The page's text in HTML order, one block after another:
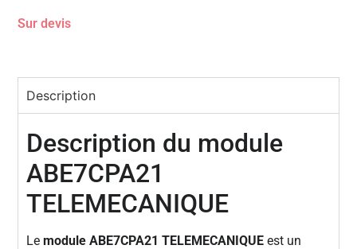
Sur devis
Description
Description du module
ABE7CPA21
TELEMECANIQUE
Lemodule ABE7CPA21 TELEMECANIQUE est un